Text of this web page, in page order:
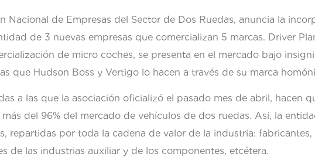
Nacional de Empresas del Sector de Dos Ruedas, anuncia la
de 3 nuevas empresas que comercializan 5 marcas. Driver
de micro coches, se presenta en el mercado bajo
que Hudson Boss y Vertigo lo hacen a través de su marca
a las que la asociación oficializó el pasado mes de abril, hacen
del 96% del mercado de vehículos de dos ruedas. Así, la
repartidas por toda la cadena de valor de la industria: fabricantes,
de las industrias auxiliar y de los componentes, etcétera.